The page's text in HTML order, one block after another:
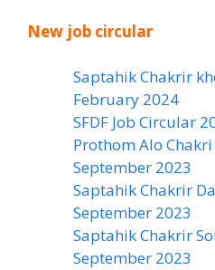
New job circular
Saptahik Chakrir
February 2024
SFDF Job Circular
Prothom Alo
September 2023
Saptahik Chakrir
‍September 2023
Saptahik Chakrir
September 2023